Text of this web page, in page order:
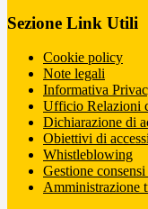
Sezione Link Utili
Cookie policy
Note legali
Informativa
Ufficio Relazioni
Dichiarazione di
Obiettivi di
Whistleblowing
Gestione
Amministrazione